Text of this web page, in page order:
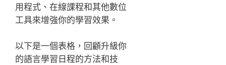
用程式、在線課程和其他數位
工具來增強你的學習效果。
以下是一個表格，回顧升級你
的語言學習日程的方法和技